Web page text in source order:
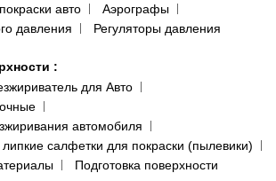
авто
Аэрографы
давления
Регуляторы давления
:
для Авто
автомобиля
липкие салфетки для покраски (пылевики)
Подготовка поверхности